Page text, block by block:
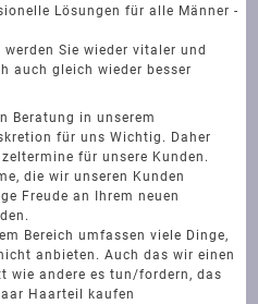
Lösungen für alle Männer -
Sie wieder vitaler und
auch gleich wieder besser
Beratung in unserem
für uns Wichtig. Daher
für unsere Kunden.
die wir unseren Kunden
Freude an Ihrem neuen
Bereich umfassen viele Dinge,
anbieten. Auch das wir einen
wie andere es tun/fordern, das
Haarteil kaufen